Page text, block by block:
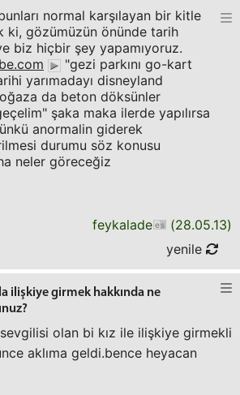
normal karşılayan bir kitle
ki, gözümüzün önünde tarih
biz hiçbir şey yapamıyoruz.
"gezi parkını go-kart
yarımadayı disneyland
da beton döksünler
şaka maka ilerde yapılırsa
anormalin giderek
durumu söz konusu
neler göreceğiz
feykalade (28.05.13)
yenile
ilişkiye girmek hakkında ne
olan bi kız ile ilişkiye girmekli
aklıma geldi.bence heyacan